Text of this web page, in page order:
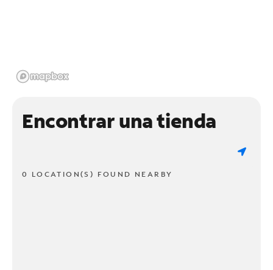
Encontrar una tienda
0 LOCATION(S) FOUND NEARBY